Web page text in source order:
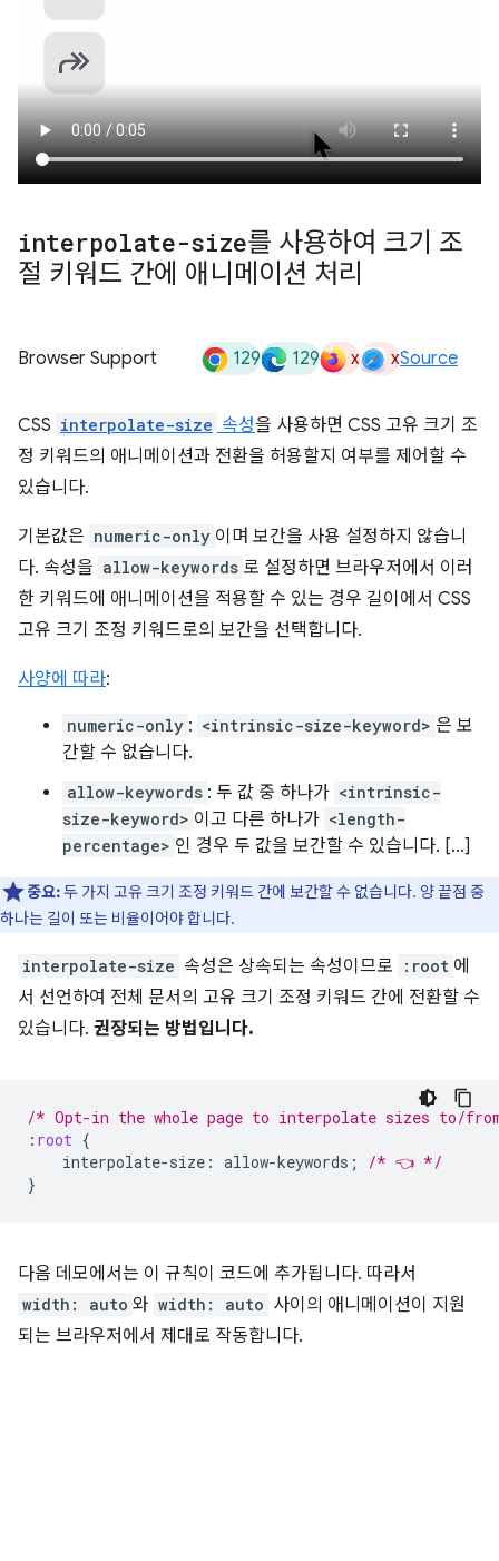
interpolate-size를 사용하여 크기 조
절 키워드 간에 애니메이션 처리
Browser Support 129 129 x xSource
CSS interpolate-size 속성을 사용하면 CSS 고유 크기 조
정 키워드의 애니메이션과 전환을 허용할지 여부를 제어할 수
있습니다.
기본값은 numeric-only 이며 보간을 사용 설정하지 않습니
다. 속성을 allow-keywords 로 설정하면 브라우저에서 이러
한 키워드에 애니메이션을 적용할 수 있는 경우 길이에서 CSS
고유 크기 조정 키워드로의 보간을 선택합니다.
사양에 따라:
numeric-only : <intrinsic-size-keyword> 은 보
간할 수 없습니다.
allow-keywords : 두 값 중 하나가 <intrinsic-
size-keyword> 이고 다른 하나가 <length-
percentage> 인 경우 두 값을 보간할 수 있습니다. […]
중요:두 가지 고유 크기 조정 키워드 간에 보간할 수 없습니다. 양 끝점 중
하나는 길이 또는 비율이어야 합니다.
interpolate-size 속성은 상속되는 속성이므로 :root 에
서 선언하여 전체 문서의 고유 크기 조정 키워드 간에 전환할 수
있습니다. 권장되는 방법입니다.
/* Opt-in the whole page to interpolate sizes to/
: root {
interpolate-size : allow-keywords ;
/* 👈 */
}
다음 데모에서는 이 규칙이 코드에 추가됩니다. 따라서
width: auto 와 width: auto 사이의 애니메이션이 지원
되는 브라우저에서 제대로 작동합니다.